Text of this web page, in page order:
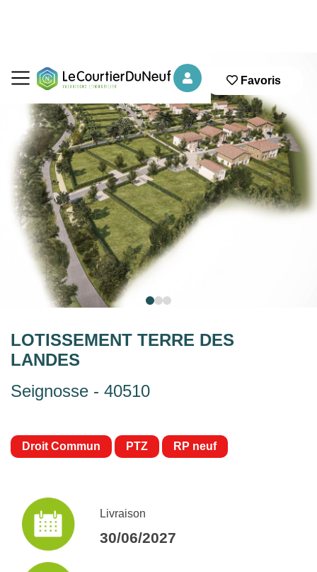
Favoris
LOTISSEMENT TERRE DES
LANDES
Seignosse - 40510
Droit Commun PTZ RP neuf
Livraison
30/06/2027